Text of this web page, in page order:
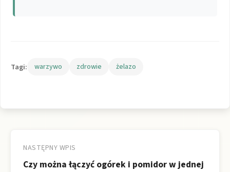
Tagi: warzywo zdrowie żelazo
wpisu
NASTĘPNY WPIS
Czy można łączyć ogórek i pomidor w jednej